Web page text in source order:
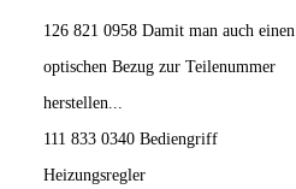
126 821 0958 Damit man auch einen
optischen Bezug zur Teilenummer
herstellen...
111 833 0340 Bediengriff
Heizungsregler